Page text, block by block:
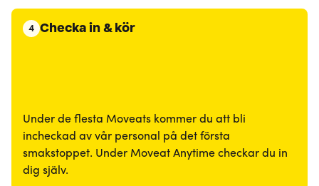
4 Checka in & kör
Under de flesta Moveats kommer du att bli
incheckad av vår personal på det första
smakstoppet. Under Moveat Anytime checkar du in
dig själv.